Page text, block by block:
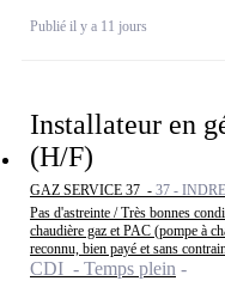
Publié il y a 11 jours
Installateur en
(H/F)
GAZ SERVICE 37 - 37 -
Pas d'astreinte / Très bonnes
chaudière gaz et PAC (pompe à
reconnu, bien payé et sans
CDI - Temps plein